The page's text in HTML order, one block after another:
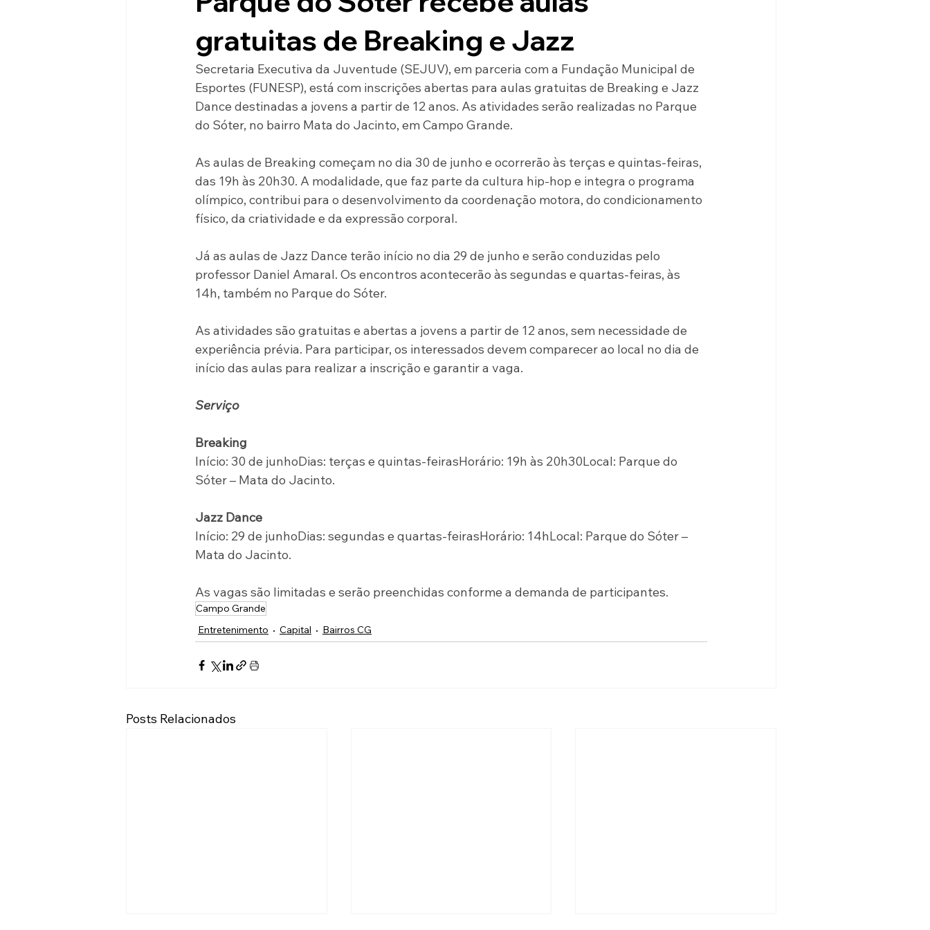
gratuitas de Breaking e Jazz
Secretaria Executiva da Juventude (SEJUV), em parceria com a Fundação Municipal de
Esportes (FUNESP), está com inscrições abertas para aulas gratuitas de Breaking e Jazz
Dance destinadas a jovens a partir de 12 anos. As atividades serão realizadas no Parque
do Sóter, no bairro Mata do Jacinto, em Campo Grande.
As aulas de Breaking começam no dia 30 de junho e ocorrerão às terças e quintas-feiras,
das 19h às 20h30. A modalidade, que faz parte da cultura hip-hop e integra o programa
olímpico, contribui para o desenvolvimento da coordenação motora, do condicionamento
físico, da criatividade e da expressão corporal.
Já as aulas de Jazz Dance terão início no dia 29 de junho e serão conduzidas pelo
professor Daniel Amaral. Os encontros acontecerão às segundas e quartas-feiras, às
14h, também no Parque do Sóter.
As atividades são gratuitas e abertas a jovens a partir de 12 anos, sem necessidade de
experiência prévia. Para participar, os interessados devem comparecer ao local no dia de
início das aulas para realizar a inscrição e garantir a vaga.
Serviço
Breaking
Início: 30 de junhoDias: terças e quintas-feirasHorário: 19h às 20h30Local: Parque do
Sóter – Mata do Jacinto.
Jazz Dance
Início: 29 de junhoDias: segundas e quartas-feirasHorário: 14hLocal: Parque do Sóter –
Mata do Jacinto.
As vagas são limitadas e serão preenchidas conforme a demanda de participantes.
Campo Grande
Entretenimento
Capital Bairros CG
Posts Relacionados